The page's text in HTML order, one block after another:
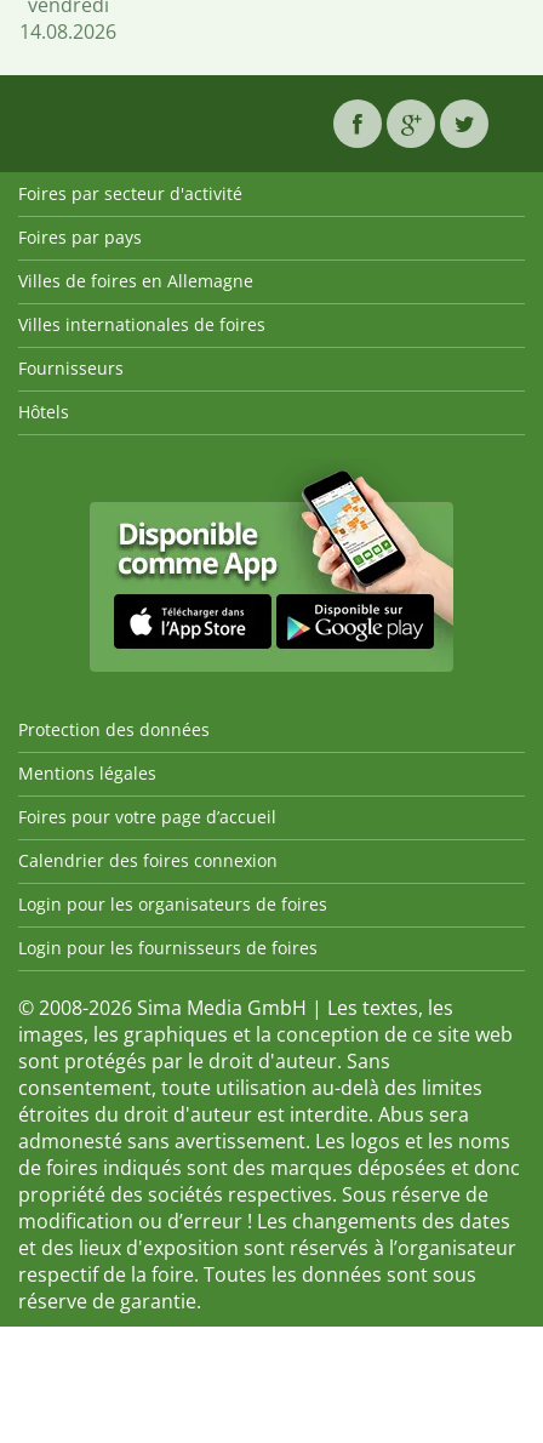
14.08.2026
Foires par secteur d'activité
Foires par pays
Villes de foires en Allemagne
Villes internationales de foires
Fournisseurs
Hôtels
Protection des données
Mentions légales
Foires pour votre page d’accueil
Calendrier des foires connexion
Login pour les organisateurs de foires
Login pour les fournisseurs de foires
© 2008-2026 Sima Media GmbH | Les textes, les
images, les graphiques et la conception de ce site web
sont protégés par le droit d'auteur. Sans
consentement, toute utilisation au-delà des limites
étroites du droit d'auteur est interdite. Abus sera
admonesté sans avertissement. Les logos et les noms
de foires indiqués sont des marques déposées et donc
propriété des sociétés respectives. Sous réserve de
modification ou d’erreur ! Les changements des dates
et des lieux d'exposition sont réservés à l’organisateur
respectif de la foire. Toutes les données sont sous
réserve de garantie.